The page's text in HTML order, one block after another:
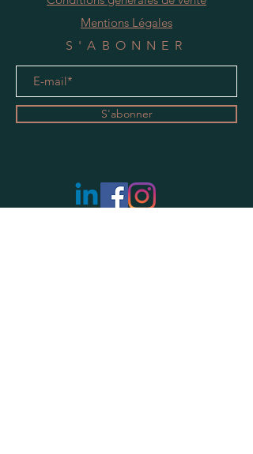
Mentions Légales
S'ABONNER
S'abonner